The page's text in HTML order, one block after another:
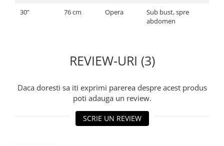
30” 76 cm Opera
Sub bust, spre
abdomen
REVIEW-URI (3)
Daca doresti sa iti exprimi parerea despre acest produs
poti adauga un review.
SCRIE UN REVIEW